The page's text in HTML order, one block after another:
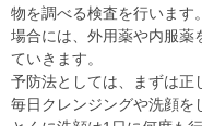
物を調べる検査を行います
場合には、外用薬や内服薬
ていきます。
予防法としては、まずは正
毎日クレンジングや洗顔を